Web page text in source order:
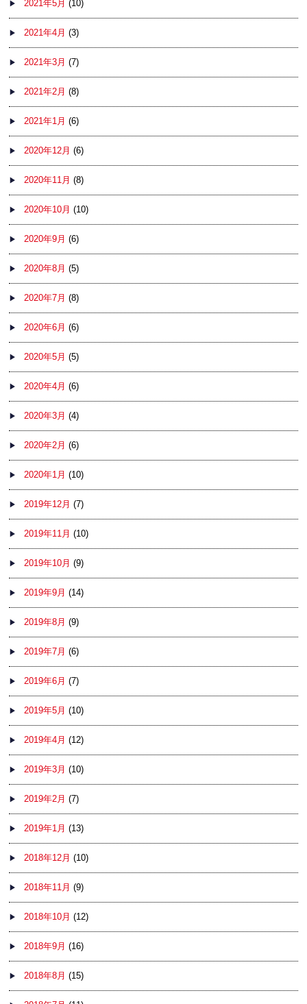
2021年5月 (10)
2021年4月 (3)
2021年3月 (7)
2021年2月 (8)
2021年1月 (6)
2020年12月 (6)
2020年11月 (8)
2020年10月 (10)
2020年9月 (6)
2020年8月 (5)
2020年7月 (8)
2020年6月 (6)
2020年5月 (5)
2020年4月 (6)
2020年3月 (4)
2020年2月 (6)
2020年1月 (10)
2019年12月 (7)
2019年11月 (10)
2019年10月 (9)
2019年9月 (14)
2019年8月 (9)
2019年7月 (6)
2019年6月 (7)
2019年5月 (10)
2019年4月 (12)
2019年3月 (10)
2019年2月 (7)
2019年1月 (13)
2018年12月 (10)
2018年11月 (9)
2018年10月 (12)
2018年9月 (16)
2018年8月 (15)